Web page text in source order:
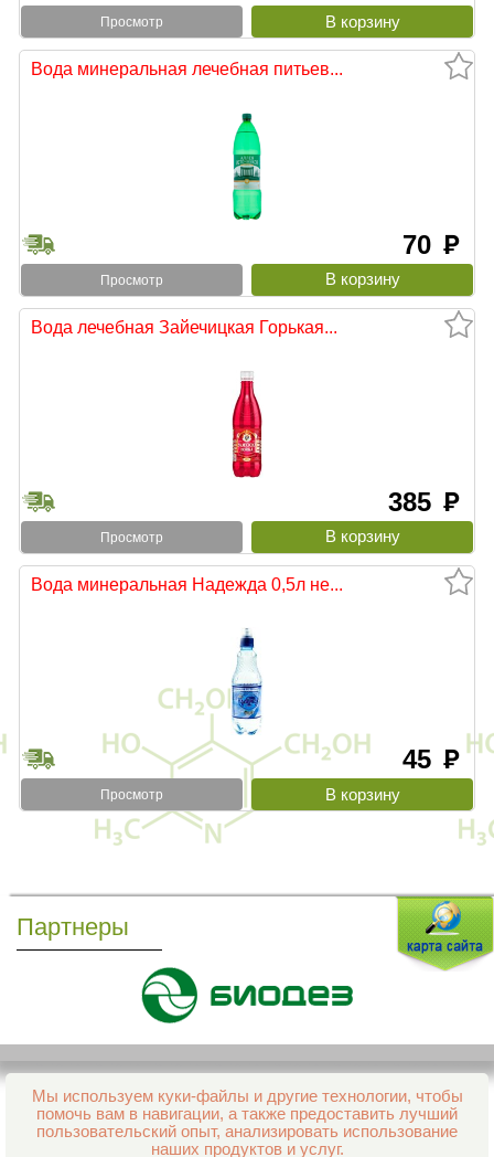
Просмотр
Вода минеральная лечебная питьев...
70 руб
Просмотр
Вода лечебная Зайечицкая Горькая...
385 руб
Просмотр
Вода минеральная Надежда 0,5л не...
45 руб
Просмотр
Партнеры
Мы используем куки-файлы и другие технологии, чтобы
помочь вам в навигации, а также предоставить лучший
пользовательский опыт, анализировать использование
наших продуктов и услуг.
Все права защищены и охраняются законом
© 2013–2026 Интернет-аптека Фармация
support@aptekapenza.ru